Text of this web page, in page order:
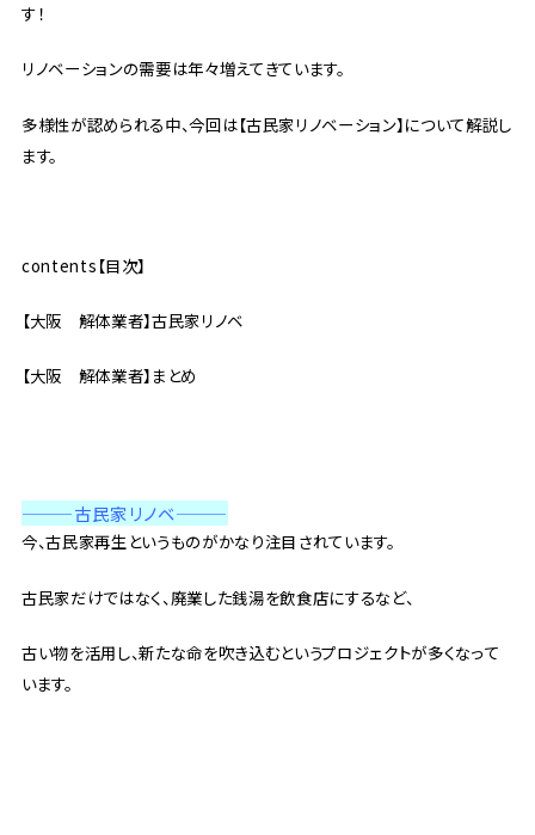
す！
リノベーションの需要は年々増えてきています。
多様性が認められる中、今回は【古民家リノベーション】について解説し
ます。
contents【目次】
【大阪 解体業者】古民家リノベ
【大阪 解体業者】まとめ
———古民家リノベ———
今、古民家再生というものがかなり注目されています。
古民家だけではなく、廃業した銭湯を飲食店にするなど、
古い物を活用し、新たな命を吹き込むというプロジェクトが多くなって
います。